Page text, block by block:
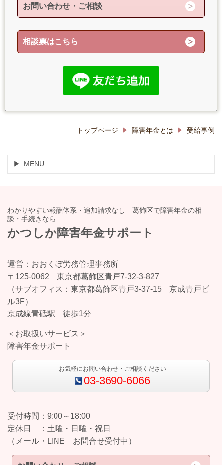
お問い合わせ・ご相談
相談票はこちら
トップページ 障害年金とは 受給事例
MENU
わかりやすい報酬体系・追加請求なし 葛飾区で障害年金の相
談・手続きなら
かつしか障害年金サポート
運営：おおくぼ労務管理事務所
〒125-0062 東京都葛飾区青戸7-32-3-827
（サブオフィス：東京都葛飾区青戸3-37-15 京成青戸ビ
ル3F）
京成線青砥駅 徒歩1分
＜お取扱いサービス＞
障害年金サポート
お気軽にお問い合わせ・ご相談ください
03-3690-6066
受付時間：9:00～18:00
定休日 ：土曜・日曜・祝日
（メール・LINE お問合せ受付中）